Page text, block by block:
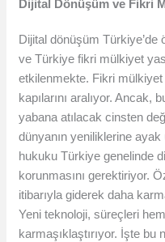
Dijital Dönüşüm ve Fikri
Dijital dönüşüm Türkiye’de
ve Türkiye fikri mülkiyet
etkilenmekte. Fikri mülkiyet
kapılarını aralıyor.
yabana atılacak cinsten
dünyanın yeniliklerine
hukuku Türkiye genelinde
korunmasını gerektiriyor.
itibarıyla giderek daha
Yeni teknoloji, süreçleri
karmaşıklaştırıyor. İşte bu